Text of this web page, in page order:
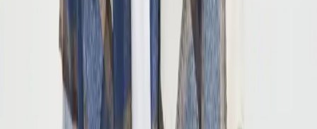
Tekstil tercihlerinde kafan karıştıysa
karşılaştırma özeti
seçenekleri değerlendirebilirsin.
Fiyat Bilgileri
Farklı platformlardaki fiyat trendleri
Hepsiburada Trendyol
Seçili Platform: Trendyol